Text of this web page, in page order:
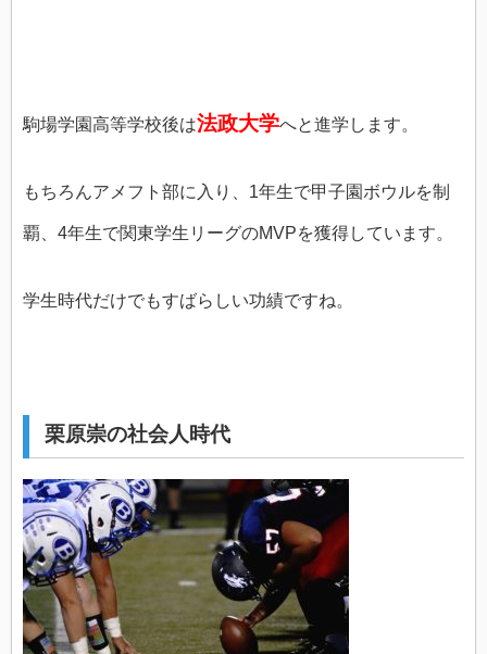
駒場学園高等学校後は法政大学へと進学します。
もちろんアメフト部に入り、1年生で甲子園ボウルを制
覇、4年生で関東学生リーグのMVPを獲得しています。
学生時代だけでもすばらしい功績ですね。
栗原崇の社会人時代